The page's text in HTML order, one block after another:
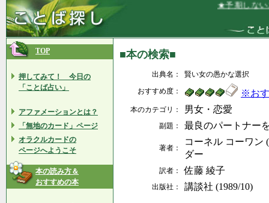
★予期しないこ
TOP
押してみて！ 今日の
「ことば占い」
アファメーションとは？
「無地のカード」ページ
オラクルカードの
ページへようこそ
本の読み方＆
おすすめの本
■本の検索■
出典名：
賢い女の愚かな選択
おすすめ度：
※お
本のカテゴリ： 男女・恋愛
副題： 最良のパートナー
著者：
コーネル コーワン
ダー
訳者： 佐藤 綾子
出版社： 講談社 (1989/10)